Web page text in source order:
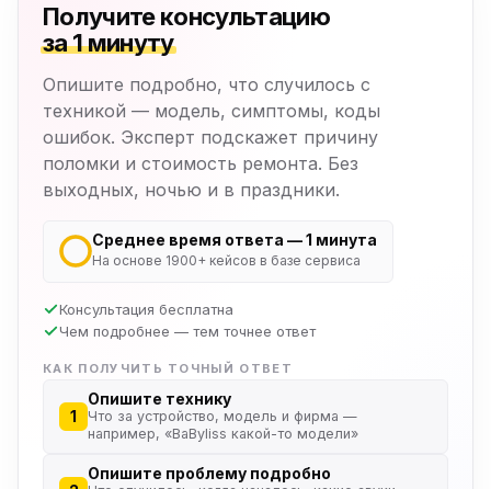
Получите консультацию
за 1 минуту
Опишите подробно, что случилось с
техникой — модель, симптомы, коды
ошибок. Эксперт подскажет причину
поломки и стоимость ремонта. Без
выходных, ночью и в праздники.
Среднее время ответа — 1 минута
На основе 1900+ кейсов в базе сервиса
Консультация бесплатна
Чем подробнее — тем точнее ответ
КАК ПОЛУЧИТЬ ТОЧНЫЙ ОТВЕТ
1
Опишите технику
Что за устройство, модель и фирма —
например, «BaByliss какой-то модели»
Опишите проблему подробно